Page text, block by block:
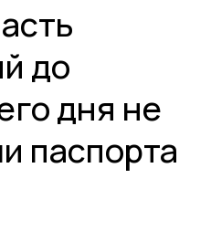
до
дня не
паспорта